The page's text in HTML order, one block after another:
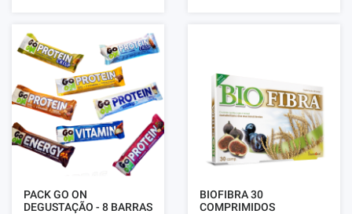
PACK GO ON
DEGUSTAÇÃO - 8 BARRAS
BIOFIBRA 30
COMPRIMIDOS